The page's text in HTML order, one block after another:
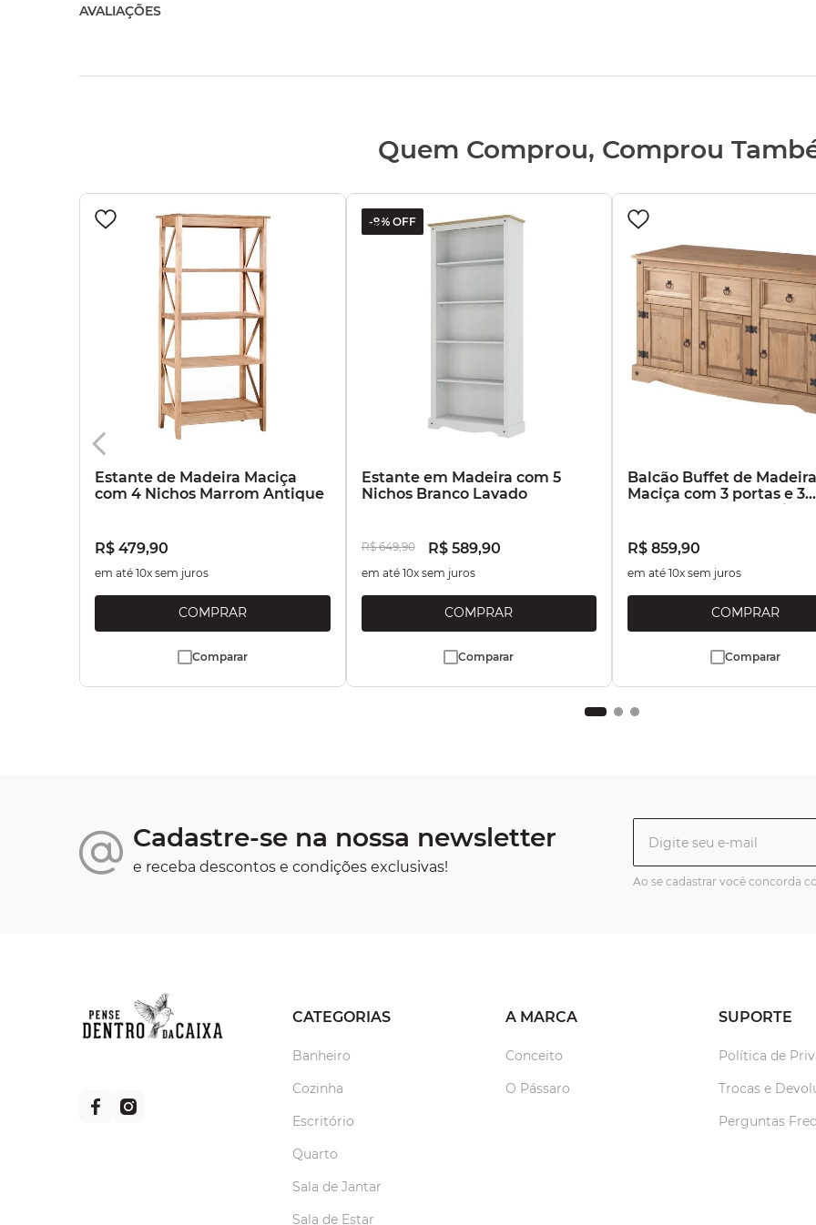
AVALIAÇÕES
Quem Comprou, Comprou
Estante de Madeira Maciça
com 4 Nichos Marrom Antique
R$ 479,90
em até 10x sem juros
Comparar
-9%OFF
Estante em Madeira com 5
Nichos Branco Lavado
R$ 649,90 R$ 589,90
em até 10x sem juros
Comparar
Balcão Buffet de Madeira
Maciça com 3 portas e 3
Gavetas Marrom Antique
R$ 859,90
em até 10x sem juros
Comparar
Cadastre-se na nossa newsletter
e receba descontos e condições exclusivas!
Ao se cadastrar você concorda
CATEGORIAS
Banheiro
Cozinha
Escritório
Quarto
Sala de Jantar
Sala de Estar
A MARCA
Conceito
O Pássaro
SUPORTE
Política de
Trocas e
Perguntas